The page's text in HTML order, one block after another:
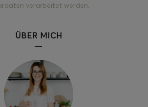
verarbeitet werden.
ÜBER MICH